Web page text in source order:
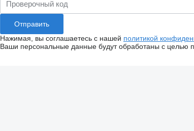
Нажимая, вы соглашаетесь с нашей политикой
Ваши персональные данные будут обработаны с целью